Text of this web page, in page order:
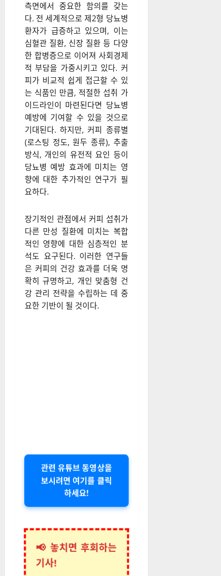
측면에서 중요한 함의를 갖는
다. 전 세계적으로 제2형 당뇨병
환자가 급증하고 있으며, 이는
심혈관 질환, 신장 질환 등 다양
한 합병증으로 이어져 사회경제
적 부담을 가중시키고 있다. 커
피가 비교적 쉽게 접근할 수 있
는 식품인 만큼, 적절한 섭취 가
이드라인이 마련된다면 당뇨병
예방에 기여할 수 있을 것으로
기대된다. 하지만, 커피 종류별
(로스팅 정도, 원두 종류), 추출
방식, 개인의 유전적 요인 등이
당뇨병 예방 효과에 미치는 영
향에 대한 추가적인 연구가 필
요하다.
장기적인 관점에서 커피 섭취가
다른 만성 질환에 미치는 복합
적인 영향에 대한 심층적인 분
석도 요구된다. 이러한 연구들
은 커피의 건강 효과를 더욱 명
확히 규명하고, 개인 맞춤형 건
강 관리 전략을 수립하는 데 중
요한 기반이 될 것이다.
관련 유튜브 동영상을
보시려면 여기를 클릭
하세요!
📢 놓치면 후회하는
기사!